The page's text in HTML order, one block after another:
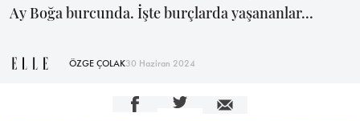
Ay Boğa burcunda. İşte burçlarda yaşananlar...
ÖZGE ÇOLAK30 Haziran 2024